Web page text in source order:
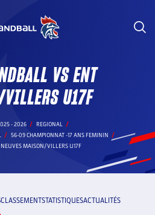
VS ENT
U17F
- 2026
REGIONAL
56-09 CHAMPIONNAT -17 ANS FEMININ
MAISON/VILLERS U17F
CLASSEMENTSTATISTIQUESACTUALITÉS